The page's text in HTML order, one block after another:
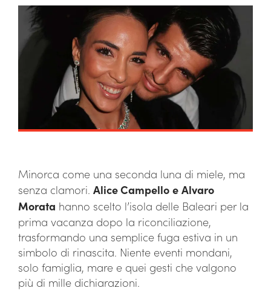
Minorca come una seconda luna di miele, ma
senza clamori. Alice Campello e Alvaro
Morata hanno scelto l’isola delle Baleari per la
prima vacanza dopo la riconciliazione,
trasformando una semplice fuga estiva in un
simbolo di rinascita. Niente eventi mondani,
solo famiglia, mare e quei gesti che valgono
più di mille dichiarazioni.